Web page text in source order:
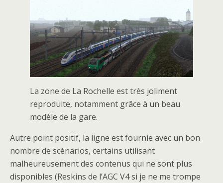
La zone de La Rochelle est très joliment
reproduite, notamment grâce à un beau
modèle de la gare.
Autre point positif, la ligne est fournie avec un bon
nombre de scénarios, certains utilisant
malheureusement des contenus qui ne sont plus
disponibles (Reskins de l’AGC V4 si je ne me trompe